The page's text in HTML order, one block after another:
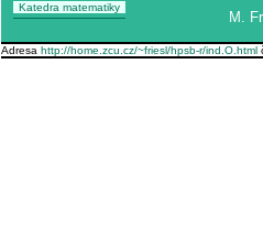
Katedra matematiky
M.
Adresa http://home.zcu.cz/~friesl/hpsb-r/ind.O.html